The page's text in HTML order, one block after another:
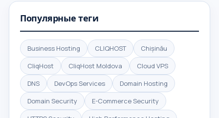
Популярные теги
Business Hosting CLIQHOST
Chișinău
CliqHost
CliqHost Moldova
Cloud VPS
DNS
DevOps Services
Domain Hosting
Domain Security
E-Commerce Security